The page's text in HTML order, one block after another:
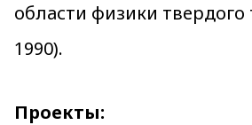
области физики твердого
1990).
Проекты: